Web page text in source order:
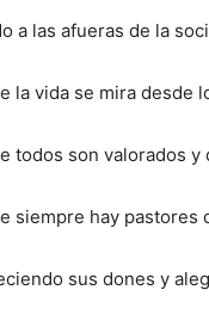
a las afueras de la
la vida se mira desde
todos son valorados y
siempre hay pastores
sus dones y